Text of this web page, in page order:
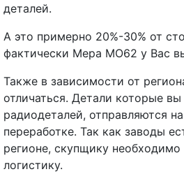
деталей.
А это примерно 20%-30% от
фактически Мера МО62 у Вас
Также в зависимости от
отличаться. Детали которые
радиодеталей, отправляются
переработке. Так как заводы
регионе, скупщику
логистику.